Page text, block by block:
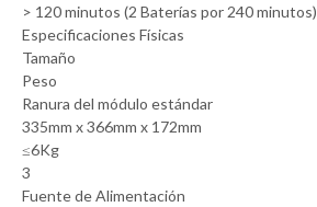
> 120 minutos (2 Baterías por 240 minutos)
Especificaciones Físicas
Tamaño
Peso
Ranura del módulo estándar
335mm x 366mm x 172mm
≤6Kg
3
Fuente de Alimentación